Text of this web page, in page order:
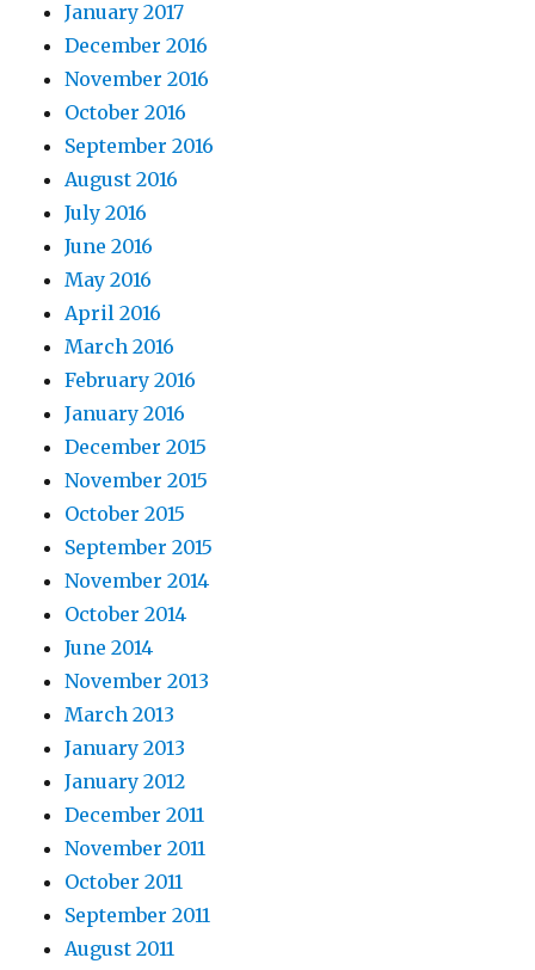
January 2017
December 2016
November 2016
October 2016
September 2016
August 2016
July 2016
June 2016
May 2016
April 2016
March 2016
February 2016
January 2016
December 2015
November 2015
October 2015
September 2015
November 2014
October 2014
June 2014
November 2013
March 2013
January 2013
January 2012
December 2011
November 2011
October 2011
September 2011
August 2011